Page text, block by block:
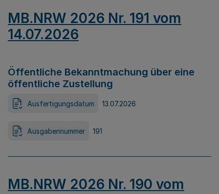
MB.NRW 2026 Nr. 191 vom
14.07.2026
Öffentliche Bekanntmachung über eine
öffentliche Zustellung
Ausfertigungsdatum 13.07.2026
Ausgabennummer 191
MB.NRW 2026 Nr. 190 vom